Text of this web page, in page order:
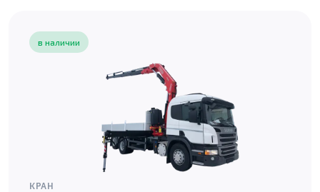
в наличии
КРАН